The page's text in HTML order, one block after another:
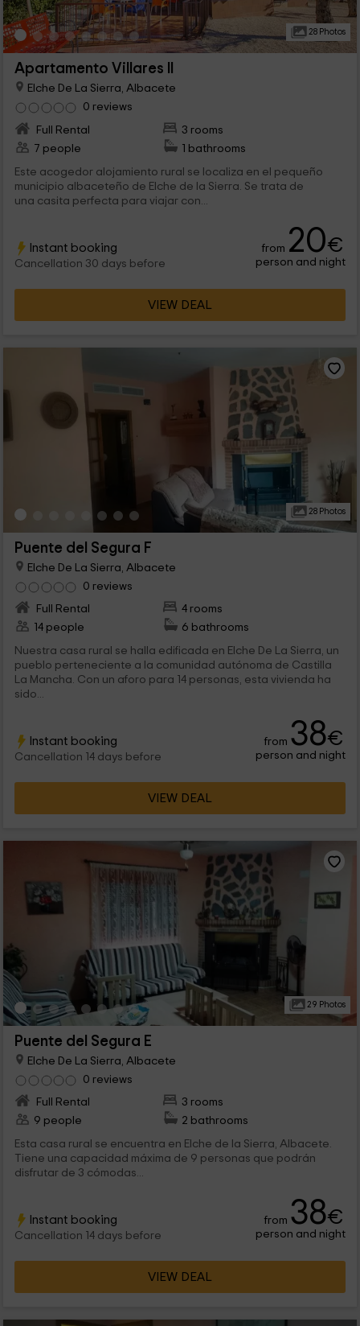
28 Photos
Apartamento Villares II
Elche De La Sierra, Albacete
0 reviews
Full Rental
3 rooms
7 people
1 bathrooms
Este acogedor alojamiento rural se localiza en el pequeño
municipio albaceteño de Elche de la Sierra. Se trata de
una casita perfecta para viajar con...
Instant booking
Cancellation 30 days before
from 20€
person and night
VIEW DEAL
28 Photos
Puente del Segura F
Elche De La Sierra, Albacete
0 reviews
Full Rental
4 rooms
14 people
6 bathrooms
Nuestra casa rural se halla edificada en Elche De La Sierra, un
pueblo perteneciente a la comunidad autónoma de Castilla
La Mancha. Con un aforo para 14 personas, esta vivienda ha
sido...
Instant booking
Cancellation 14 days before
from 38€
person and night
VIEW DEAL
29 Photos
Puente del Segura E
Elche De La Sierra, Albacete
0 reviews
Full Rental
3 rooms
9 people
2 bathrooms
Esta casa rural se encuentra en Elche de la Sierra, Albacete.
Tiene una capacidad máxima de 9 personas que podrán
disfrutar de 3 cómodas...
Instant booking
Cancellation 14 days before
from 38€
person and night
VIEW DEAL